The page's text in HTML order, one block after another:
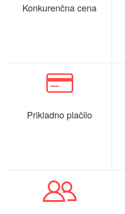
Konkurenčna cena
Prikladno plačilo